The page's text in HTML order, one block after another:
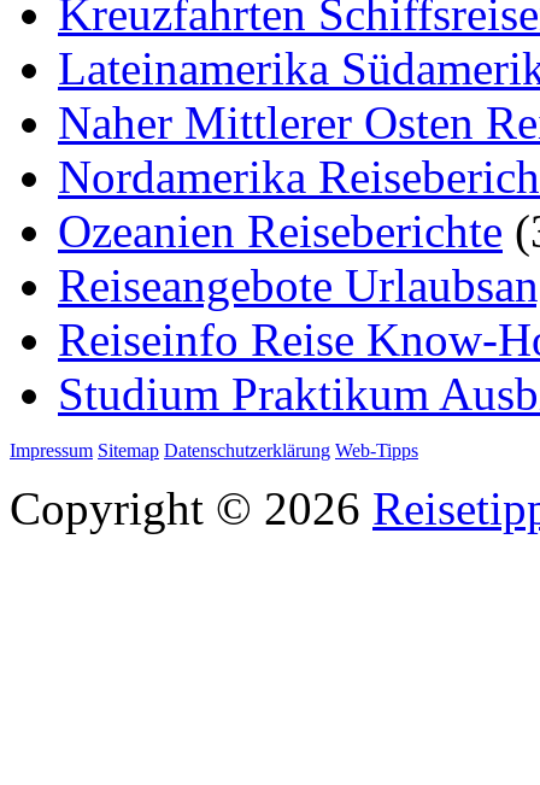
Kreuzfahrten
Lateinamerika
Naher Mittlerer Osten
Nordamerika
Ozeanien Reiseberichte
Reiseangebote
Reiseinfo Reise Know-
Studium Praktikum
Impressum Sitemap Datenschutzerklärung Web-Tipps
Copyright © 2026